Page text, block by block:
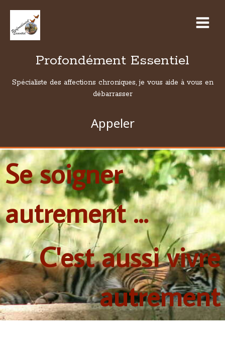
Profondément Essentiel
Spécialiste des affections chroniques, je vous aide à vous en
débarrasser
Appeler
Se soigner
autrement ...
C'est aussi vivre
autrement